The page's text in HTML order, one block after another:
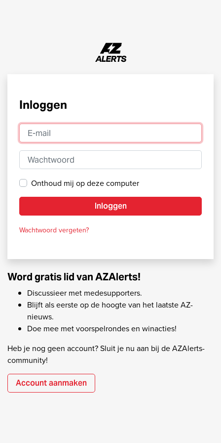
Inloggen
E-mail
Wachtwoord
Onthoud mij op deze computer
Inloggen
Wachtwoord vergeten?
Word gratis lid van AZAlerts!
Discussieer met medesupporters.
Blijft als eerste op de hoogte van het laatste AZ-
nieuws.
Doe mee met voorspelrondes en winacties!
Heb je nog geen account? Sluit je nu aan bij de AZAlerts-
community!
Account aanmaken